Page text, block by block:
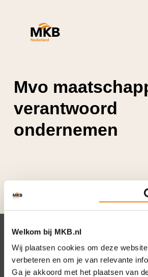
Welkom bij MKB.nl
Wij plaatsen cookies om deze
verbeteren en om je van relevante
Ga je akkoord met het plaatsen van
Mvo
verantwoord
ondernemen
Elke week hét nieuws dat
Schrijf je nu in voor de MKB-